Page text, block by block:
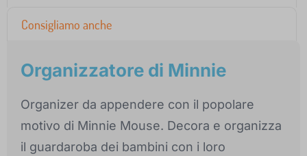
Consigliamo anche
Organizzatore di Minnie
Organizer da appendere con il popolare
motivo di Minnie Mouse. Decora e organizza
il guardaroba dei bambini con i loro